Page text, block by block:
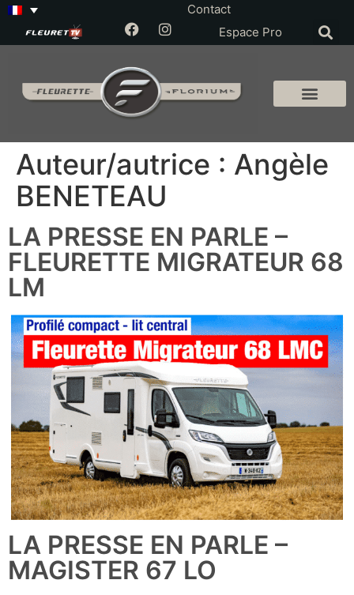
Contact
Espace Pro
Auteur/autrice : Angèle
BENETEAU
LA PRESSE EN PARLE –
FLEURETTE MIGRATEUR 68
LM
LA PRESSE EN PARLE –
MAGISTER 67 LO